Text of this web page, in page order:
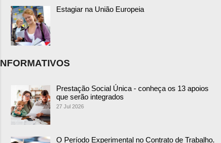
Estagiar na União Europeia
NFORMATIVOS
Prestação Social Única - conheça os 13 apoios
que serão integrados
27 Jul 2026
O Período Experimental no Contrato de Trabalho.